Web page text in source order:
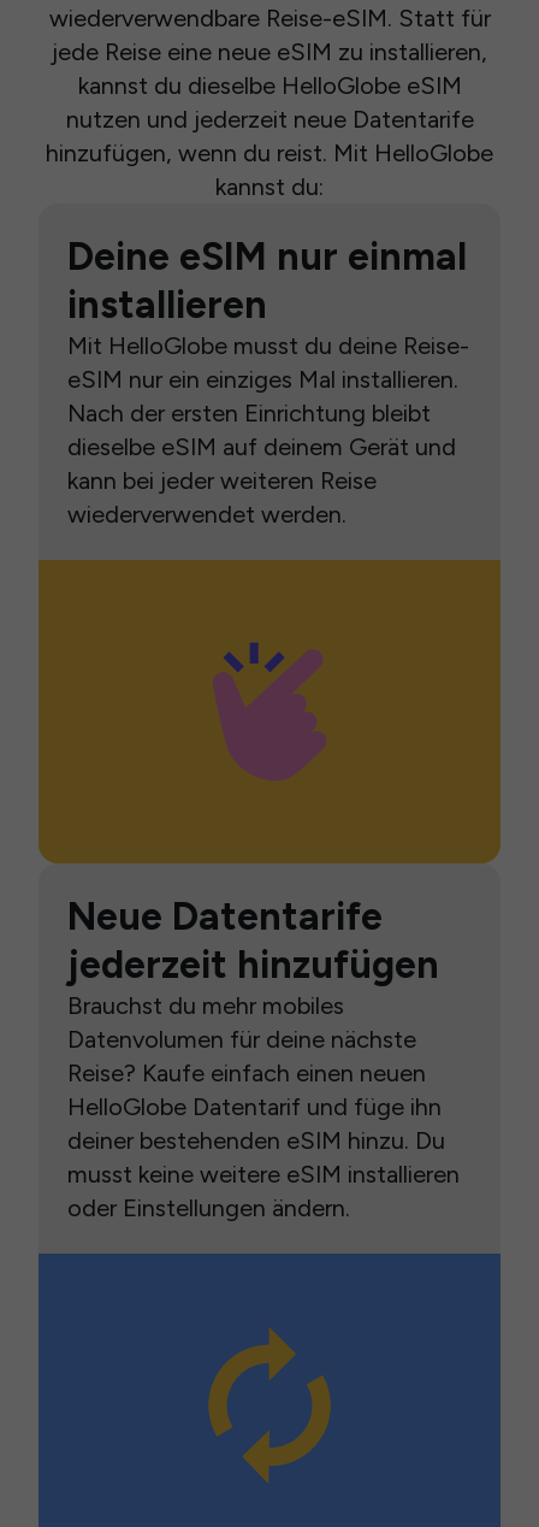
wiederverwendbare Reise-eSIM. Statt für
jede Reise eine neue eSIM zu installieren,
kannst du dieselbe HelloGlobe eSIM
nutzen und jederzeit neue Datentarife
hinzufügen, wenn du reist. Mit HelloGlobe
kannst du:
Deine eSIM nur einmal
installieren
Mit HelloGlobe musst du deine Reise-
eSIM nur ein einziges Mal installieren.
Nach der ersten Einrichtung bleibt
dieselbe eSIM auf deinem Gerät und
kann bei jeder weiteren Reise
wiederverwendet werden.
Neue Datentarife
jederzeit hinzufügen
Brauchst du mehr mobiles
Datenvolumen für deine nächste
Reise? Kaufe einfach einen neuen
HelloGlobe Datentarif und füge ihn
deiner bestehenden eSIM hinzu. Du
musst keine weitere eSIM installieren
oder Einstellungen ändern.